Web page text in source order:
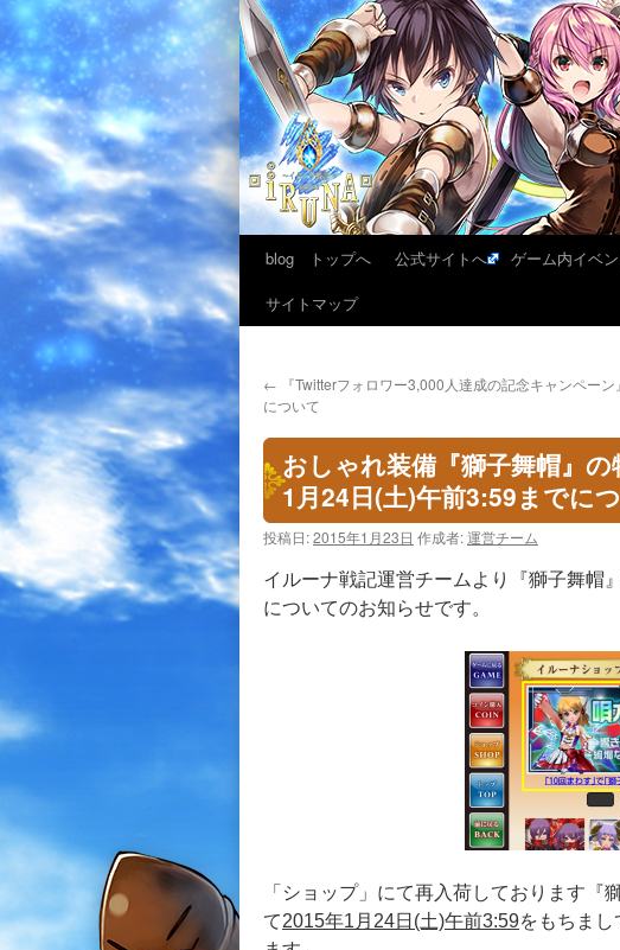
blog トップへ 公式サイトへ ゲーム内イベ
サイトマップ
← 『Twitterフォロワー3,000人達成の記念キャンペーン』
について
おしゃれ装備『獅子舞帽』
1月24日(土)午前3:59までに
投稿日:2015年1月23日 作成者:運営チーム
イルーナ戦記運営チームより『獅子舞帽
についてのお知らせです。
「ショップ」にて再入荷しております
て2015年1月24日(土)午前3:59をもちま